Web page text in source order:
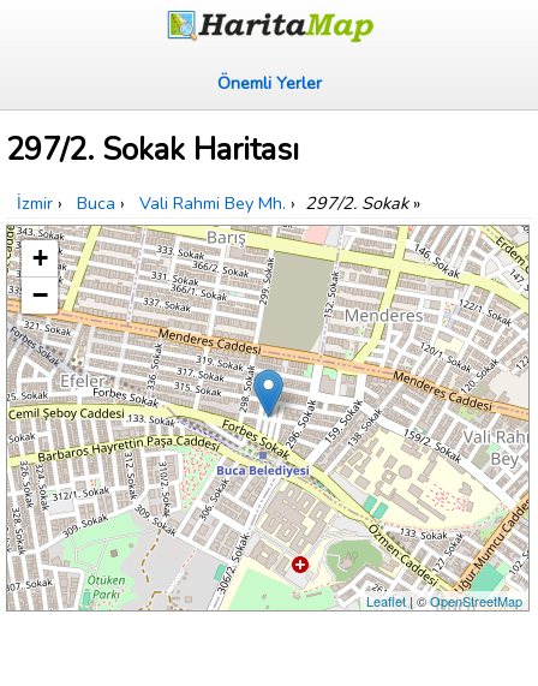
Önemli Yerler
297/2. Sokak Haritası
İzmir › Buca › Vali Rahmi Bey Mh. › 297/2. Sokak»
+
−
Leaflet| ©OpenStreetMap